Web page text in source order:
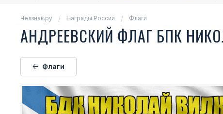
Челзнак.ру Награды России Флаги
АНДРЕЕВСКИЙ ФЛАГ БПК
Флаги